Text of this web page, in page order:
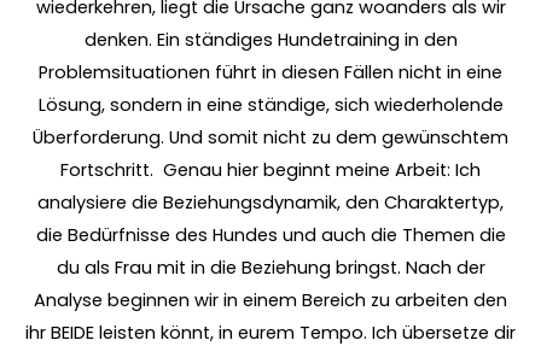
wiederkehren, liegt die Ursache ganz woanders als wir
denken. Ein ständiges Hundetraining in den
Problemsituationen führt in diesen Fällen nicht in eine
Lösung, sondern in eine ständige, sich wiederholende
Überforderung. Und somit nicht zu dem gewünschtem
Fortschritt. Genau hier beginnt meine Arbeit: Ich
analysiere die Beziehungsdynamik, den Charaktertyp,
die Bedürfnisse des Hundes und auch die Themen die
du als Frau mit in die Beziehung bringst. Nach der
Analyse beginnen wir in einem Bereich zu arbeiten den
ihr BEIDE leisten könnt, in eurem Tempo. Ich übersetze dir